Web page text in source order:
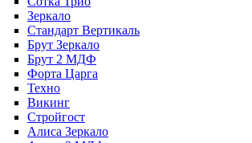
Зеркало
Стандарт Вертикаль
Брут Зеркало
Брут 2 МДФ
Форта Царга
Техно
Викинг
Стройгост
Алиса Зеркало